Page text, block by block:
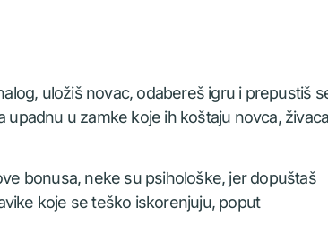
uložiš novac, odabereš igru i prepustiš
u zamke koje ih koštaju novca,
bonusa, neke su psihološke, jer dopuštaš
koje se teško iskorenjuju, poput